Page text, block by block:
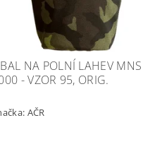
NA POLNÍ LAHEV
- VZOR 95, ORIG.
AČR